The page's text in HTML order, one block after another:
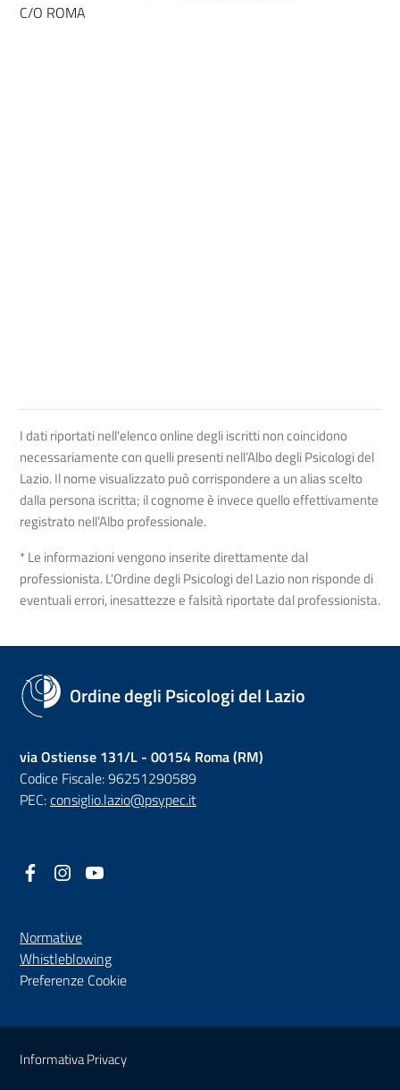
C/O ROMA
I dati riportati nell'elenco online degli iscritti non coincidono
necessariamente con quelli presenti nell’Albo degli Psicologi del
Lazio. Il nome visualizzato può corrispondere a un alias scelto
dalla persona iscritta; il cognome è invece quello effettivamente
registrato nell’Albo professionale.
* Le informazioni vengono inserite direttamente dal
professionista. L'Ordine degli Psicologi del Lazio non risponde di
eventuali errori, inesattezze e falsità riportate dal professionista.
Ordine degli Psicologi del Lazio
via Ostiense 131/L - 00154 Roma (RM)
Codice Fiscale: 96251290589
PEC:consiglio.lazio@psypec.it
Facebook
(nuova scheda - new tab)
Instagram
(nuova scheda - new tab)
Normative
Whistleblowing(nuova scheda - new tab)
Preferenze Cookie
Sezione Link Utili
Informativa Privacy